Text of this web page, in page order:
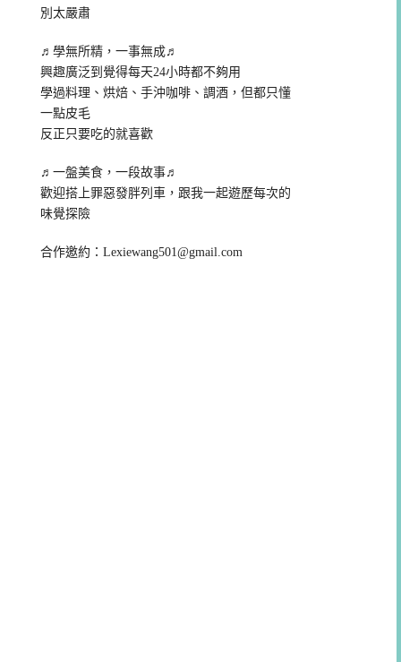
別太嚴肅
♬學無所精，一事無成♬
興趣廣泛到覺得每天24小時都不夠用
學過料理、烘焙、手沖咖啡、調酒，但都只懂
一點皮毛
反正只要吃的就喜歡
♬一盤美食，一段故事♬
歡迎搭上罪惡發胖列車，跟我一起遊歷每次的
味覺探險
合作邀約：Lexiewang501@gmail.com